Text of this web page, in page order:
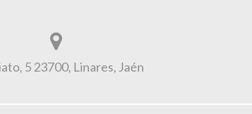
5 23700, Linares, Jaén